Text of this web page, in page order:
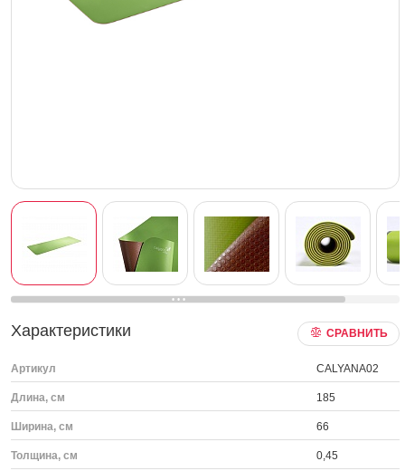
Характеристики СРАВНИТЬ
Артикул CALYANA02
Длина, см 185
Ширина, см 66
Толщина, см 0,45